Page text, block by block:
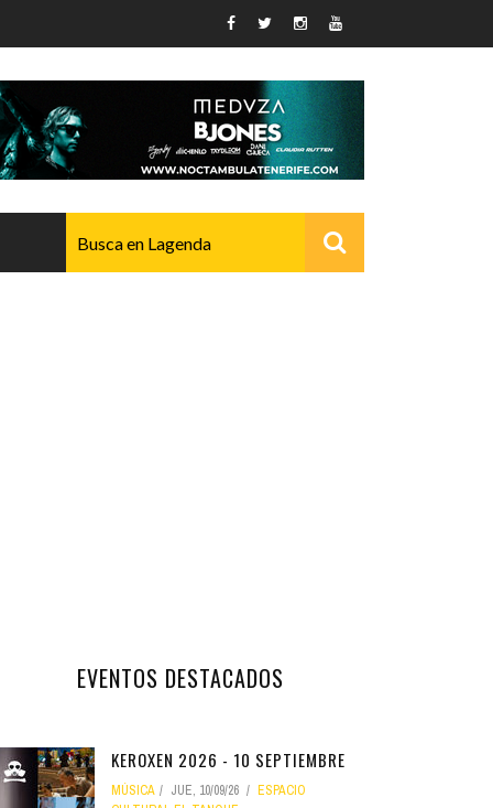
EVENTOS DESTACADOS
KEROXEN 2026 - 10 SEPTIEMBRE
MÚSICA JUE, 10/09/26
ESPACIO